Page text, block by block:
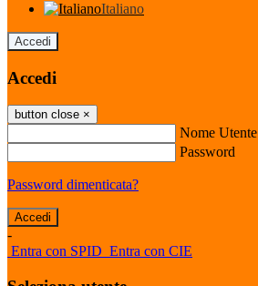
Italiano
Accedi
Accedi
button close ×
Nome Utente
Password
Password dimenticata?
-
Entra con SPID Entra con CIE